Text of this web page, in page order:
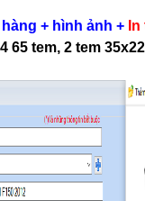
+ hình ảnh +
65 tem, 2 tem